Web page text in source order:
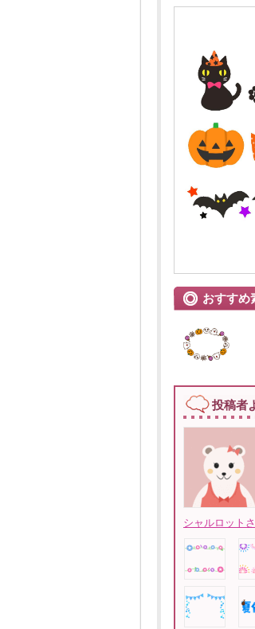
おすすめ
投稿者
シャルロット